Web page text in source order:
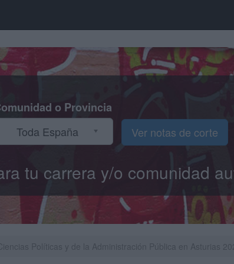
o Provincia
Toda España
Ver notas de corte
tu carrera y/o comunidad